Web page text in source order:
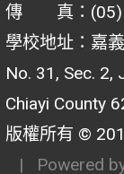
傳 真：(05)
學校地址：嘉
No. 31, Sec. 2,
Chiayi County
版權所有 ©
| Powered